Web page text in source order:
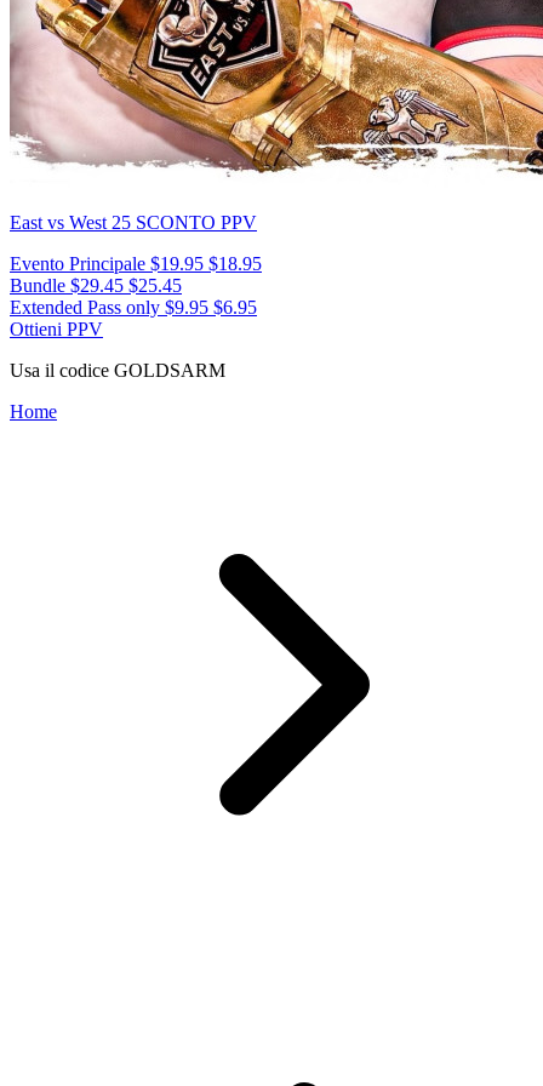
East vs West 25 SCONTO PPV
Evento Principale $19.95 $18.95
Bundle $29.45 $25.45
Extended Pass only $9.95 $6.95
Ottieni PPV
Usa il codice GOLDSARM
Home